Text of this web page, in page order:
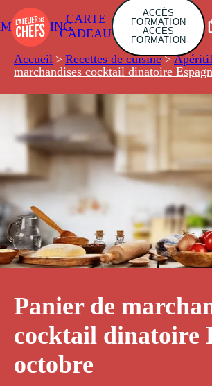
CARTE
CADEAU
ACCÈS
FORMATION
ACCÈS
FORMATION
Accueil > Recettes de cuisine >
marchandises cocktail dinatoire
Panier de
cocktail dinatoire
octobre